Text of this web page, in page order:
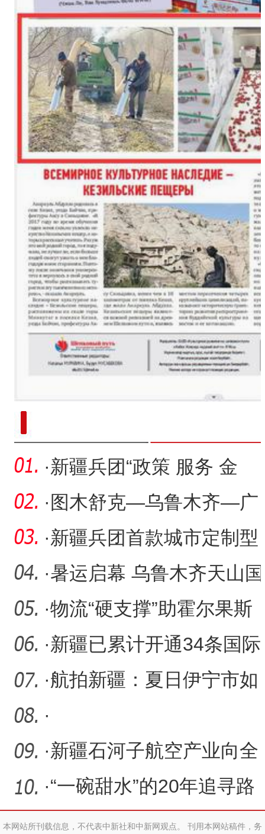
·新疆兵团“政策 服务 金
融”助推中小企业数字化转
· 图木舒克—乌鲁木齐—广
州航线开通
·新疆兵团首款城市定制型
商业补充医疗保险上线
·暑运启幕 乌鲁木齐天山国
际机场客流持续高位运行
·物流“硬支撑”助霍尔果斯
经济开发区兵团分区跑出
·新疆已累计开通34条国际
货运航线 助力亚欧物流畅
通
·航拍新疆：夏日伊宁市如
梦幻画卷
·
·新疆石河子航空产业向全
产业链发展迈进
·“一碗甜水”的20年追寻路
——评电影《大改水》
本网站所刊载信息，不代表中新社和中新网观点。 刊用本网站稿件，务